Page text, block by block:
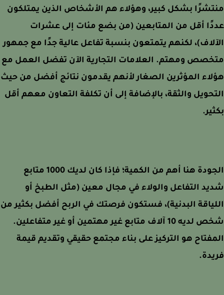
بشكل كبير، وهؤلاء هم الأشخاص الذين يمتلكون
أقل من المتابعين (من بضع مئات إلى عشرات
لكنهم يتمتعون بنسبة تفاعل عالية جدًا مع جمهور
ومهتم. العلامات التجارية الآن تفضل العمل مع
المؤثرين الصغار لأنهم يقدمون نتائج أفضل من حيث
والثقة، بالإضافة إلى أن تكلفة التعاون معهم أقل
الجودة هنا أهم من الكمية؛ فإذا كان لديك 1000 متابع
التفاعل والولاء في مجال معين (مثل الطبخ أو
البدنية)، فستكون فرصتك في الربح أفضل بكثير من
شخص لديه 10 آلاف متابع غير مهتمين أو غير متفاعلين.
هو التركيز على بناء مجتمع حقيقي وتقديم قيمة